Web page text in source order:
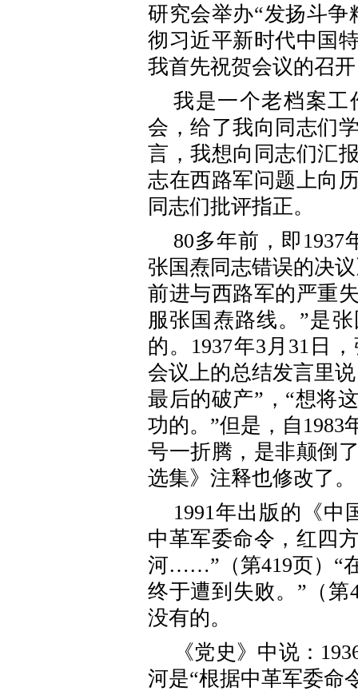
研究会举办“发扬斗
彻习近平新时代中国
我首先祝贺会议的召
我是一个老档案工
会，给了我向同志们
言，我想向同志们汇
志在西路军问题上向
同志们批评指正。
80多年前，即1937
张国焘同志错误的决
前进与西路军的严重
服张国焘路线。”是
的。1937年3月31日
会议上的总结发言里
最后的破产”，“想将
功的。”但是，自1983
号一折腾，是非颠倒
选集》注释也修改了。
1991年出版的《中
中革军委命令，红四
河……”（第419页）“
终于遭到失败。”（第
没有的。
《党史》中说：
河是“根据中革军委命